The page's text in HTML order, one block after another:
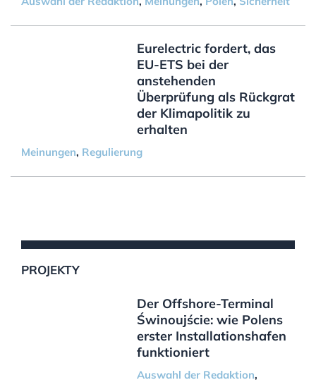
Eurelectric fordert, das
EU-ETS bei der
anstehenden
Überprüfung als Rückgrat
der Klimapolitik zu
erhalten
Meinungen, Regulierung
PROJEKTY
Der Offshore-Terminal
Świnoujście: wie Polens
erster Installationshafen
funktioniert
Auswahl der Redaktion,